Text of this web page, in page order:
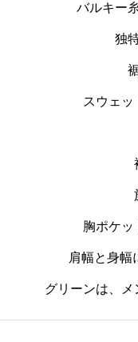
バルキー
独
スウェッ
胸ポケッ
肩幅と身幅
グリーンは、メ